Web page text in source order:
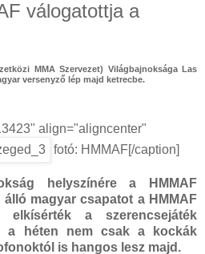
válogatottja a
MMA Szervezet) Világbajnoksága Las
versenyző lép majd ketrecbe.
align="aligncenter"
fotó: HMMAF[/caption]
helyszínére a HMMAF
magyar csapatot a HMMAF
a szerencsejáték
a héten nem csak a kockák
is hangos lesz majd.